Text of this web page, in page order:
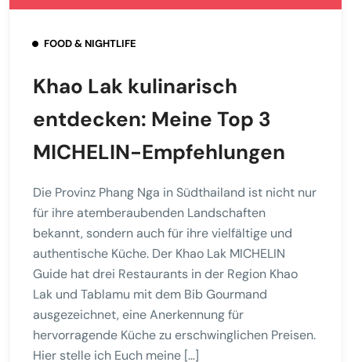
FOOD & NIGHTLIFE
Khao Lak kulinarisch
entdecken: Meine Top 3
MICHELIN-Empfehlungen
Die Provinz Phang Nga in Südthailand ist nicht nur
für ihre atemberaubenden Landschaften
bekannt, sondern auch für ihre vielfältige und
authentische Küche. Der Khao Lak MICHELIN
Guide hat drei Restaurants in der Region Khao
Lak und Tablamu mit dem Bib Gourmand
ausgezeichnet, eine Anerkennung für
hervorragende Küche zu erschwinglichen Preisen.
Hier stelle ich Euch meine […]